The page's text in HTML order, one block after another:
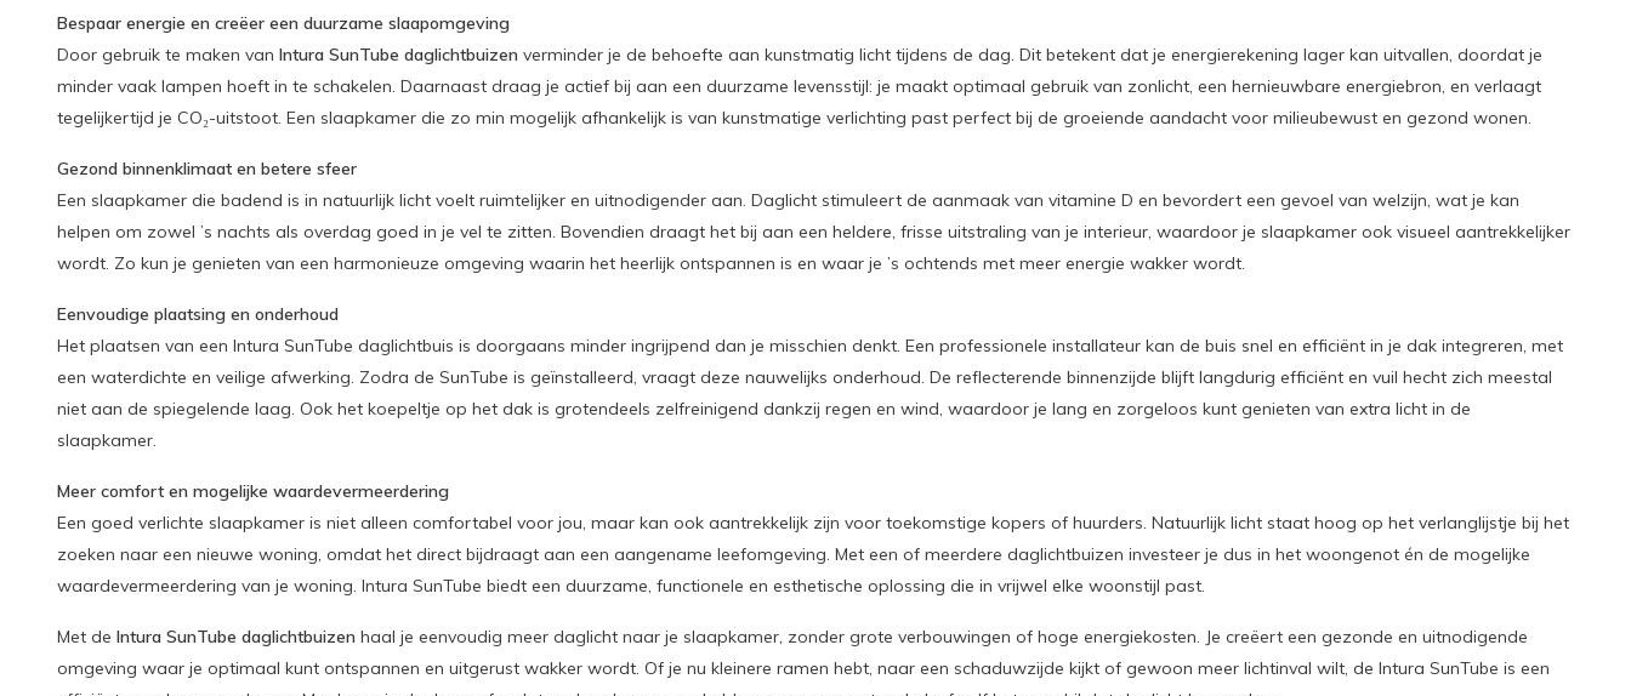
Bespaar energie en creëer een duurzame slaapomgeving
Door gebruik te maken van Intura SunTube daglichtbuizen verminder je de behoefte aan kunstmatig licht tijdens de dag. Dit betekent dat je energierekening lager kan uitvallen, doordat je
minder vaak lampen hoeft in te schakelen. Daarnaast draag je actief bij aan een duurzame levensstijl: je maakt optimaal gebruik van zonlicht, een hernieuwbare energiebron, en verlaagt
tegelijkertijd je CO₂-uitstoot. Een slaapkamer die zo min mogelijk afhankelijk is van kunstmatige verlichting past perfect bij de groeiende aandacht voor milieubewust en gezond wonen.
Gezond binnenklimaat en betere sfeer
Een slaapkamer die badend is in natuurlijk licht voelt ruimtelijker en uitnodigender aan. Daglicht stimuleert de aanmaak van vitamine D en bevordert een gevoel van welzijn, wat je kan
helpen om zowel ’s nachts als overdag goed in je vel te zitten. Bovendien draagt het bij aan een heldere, frisse uitstraling van je interieur, waardoor je slaapkamer ook visueel aantrekkelijker
wordt. Zo kun je genieten van een harmonieuze omgeving waarin het heerlijk ontspannen is en waar je ’s ochtends met meer energie wakker wordt.
Eenvoudige plaatsing en onderhoud
Het plaatsen van een Intura SunTube daglichtbuis is doorgaans minder ingrijpend dan je misschien denkt. Een professionele installateur kan de buis snel en efficiënt in je dak integreren, met
een waterdichte en veilige afwerking. Zodra de SunTube is geïnstalleerd, vraagt deze nauwelijks onderhoud. De reflecterende binnenzijde blijft langdurig efficiënt en vuil hecht zich meestal
niet aan de spiegelende laag. Ook het koepeltje op het dak is grotendeels zelfreinigend dankzij regen en wind, waardoor je lang en zorgeloos kunt genieten van extra licht in de
slaapkamer.
Meer comfort en mogelijke waardevermeerdering
Een goed verlichte slaapkamer is niet alleen comfortabel voor jou, maar kan ook aantrekkelijk zijn voor toekomstige kopers of huurders. Natuurlijk licht staat hoog op het verlanglijstje bij het
zoeken naar een nieuwe woning, omdat het direct bijdraagt aan een aangename leefomgeving. Met een of meerdere daglichtbuizen investeer je dus in het woongenot én de mogelijke
waardevermeerdering van je woning. Intura SunTube biedt een duurzame, functionele en esthetische oplossing die in vrijwel elke woonstijl past.
Met de Intura SunTube daglichtbuizen haal je eenvoudig meer daglicht naar je slaapkamer, zonder grote verbouwingen of hoge energiekosten. Je creëert een gezonde en uitnodigende
omgeving waar je optimaal kunt ontspannen en uitgerust wakker wordt. Of je nu kleinere ramen hebt, naar een schaduwzijde kijkt of gewoon meer lichtinval wilt, de Intura SunTube is een